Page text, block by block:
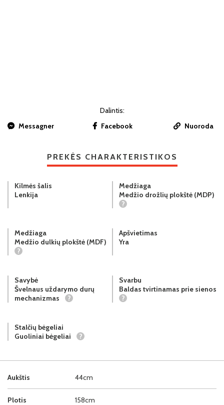
Dalintis:
Messagner
Facebook Nuoroda
PREKĖS CHARAKTERISTIKOS
Aukštis 44cm
Plotis 158cm
Kilmės šalis
Lenkija
Medžiaga
Medžio drožlių plokštė (MDP)
?
Medžiaga
Medžio dulkių plokštė (MDF)
?
Apšvietimas
Yra
Savybė
Švelnaus uždarymo durų
mechanizmas
?
Svarbu
Baldas tvirtinamas prie sienos
?
Stalčių bėgeliai
Guoliniai bėgeliai
?